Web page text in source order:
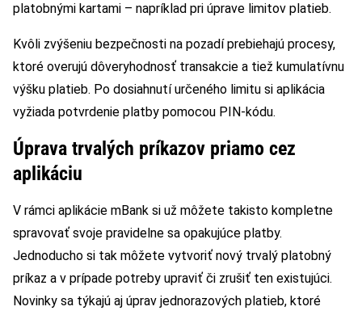
platobnými kartami – napríklad pri úprave limitov platieb.
Kvôli zvýšeniu bezpečnosti na pozadí prebiehajú procesy,
ktoré overujú dôveryhodnosť transakcie a tiež kumulatívnu
výšku platieb. Po dosiahnutí určeného limitu si aplikácia
vyžiada potvrdenie platby pomocou PIN-kódu.
Úprava trvalých príkazov priamo cez
aplikáciu
V rámci aplikácie mBank si už môžete takisto kompletne
spravovať svoje pravidelne sa opakujúce platby.
Jednoducho si tak môžete vytvoriť nový trvalý platobný
príkaz a v prípade potreby upraviť či zrušiť ten existujúci.
Novinky sa týkajú aj úprav jednorazových platieb, ktoré